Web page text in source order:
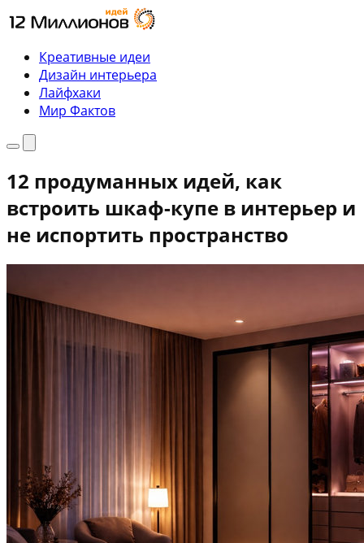
Перейти
к
содержимому
Креативные идеи
Дизайн интерьера
Лайфхаки
Мир Фактов
МенюПоиск
12 продуманных идей, как
встроить шкаф-купе в интерьер и
не испортить пространство